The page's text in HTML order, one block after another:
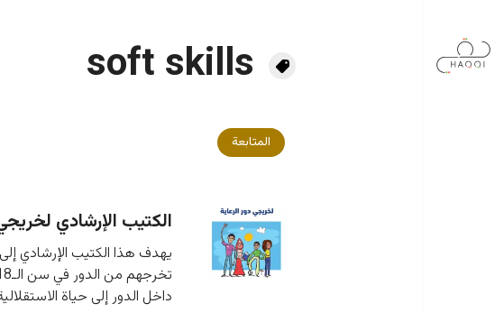
soft skills
المتابعة
الكتيب الإرشادي
يهدف هذا الكتيب الإرشادي
داخل الدور إلى حياة